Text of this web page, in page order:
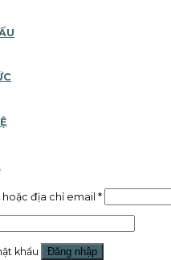
hoặc địa chỉ email *
khẩu Đăng nhập